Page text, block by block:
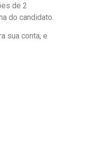
de 2
do candidato.
sua conta, e